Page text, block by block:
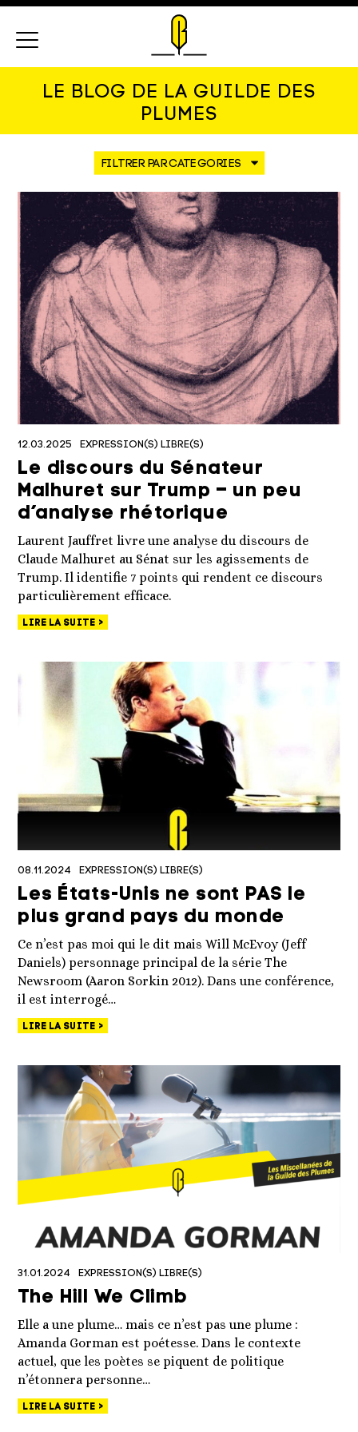
LE BLOG DE LA GUILDE DES
PLUMES
12.03.2025 EXPRESSION(S) LIBRE(S)
Le discours du Sénateur
Malhuret sur Trump – un peu
d’analyse rhétorique
Laurent Jauffret livre une analyse du discours de
Claude Malhuret au Sénat sur les agissements de
Trump. Il identifie 7 points qui rendent ce discours
particulièrement efficace.
LIRE LA SUITE
08.11.2024 EXPRESSION(S) LIBRE(S)
Les États-Unis ne sont PAS le
plus grand pays du monde
Ce n’est pas moi qui le dit mais Will McEvoy (Jeff
Daniels) personnage principal de la série The
Newsroom (Aaron Sorkin 2012). Dans une conférence,
il est interrogé…
LIRE LA SUITE
31.01.2024 EXPRESSION(S) LIBRE(S)
The Hill We Climb
Elle a une plume… mais ce n’est pas une plume :
Amanda Gorman est poétesse. Dans le contexte
actuel, que les poètes se piquent de politique
n’étonnera personne…
LIRE LA SUITE